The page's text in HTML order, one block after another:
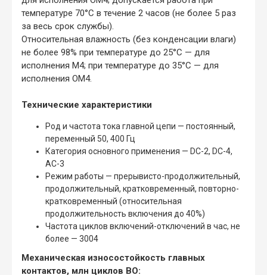
температуре 70°C в течение 2 часов (не более 5 раз
за весь срок службы).
Относительная влажность (без конденсации влаги)
не более 98% при температуре до 25°C — для
исполнения М4; при температуре до 35°C — для
исполнения ОМ4.
Технические характеристики
Род и частота тока главной цепи — постоянный,
переменный 50, 400 Гц
Категория основного применения — DC-2, DC-4,
AC-3
Режим работы — прерывисто-продолжительный,
продолжительный, кратковременный, повторно-
кратковременный (относительная
продолжительность включения до 40%)
Частота циклов включений-отключений в час, не
более — 3004
Механическая износостойкость главных
контактов, млн циклов ВО: